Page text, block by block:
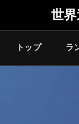
世
トップ ラ